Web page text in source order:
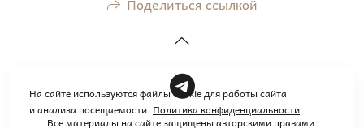
Поделиться ссылкой
Все материалы на сайте защищены авторскими правами.
На сайте используются файлы cookie для работы сайта
и анализа посещаемости. Политика конфиденциальности